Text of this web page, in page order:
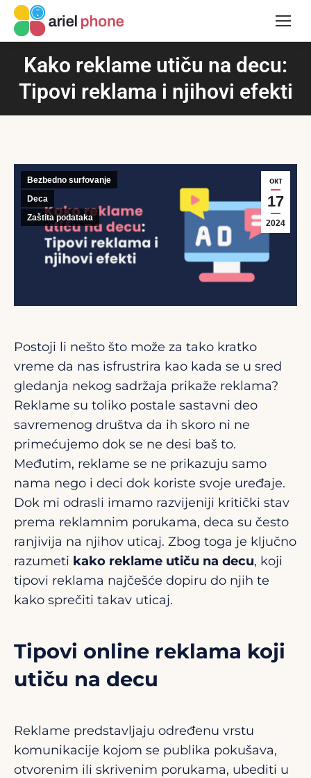
Kako reklame utiču na decu:
Tipovi reklama i njihovi efekti
окт
17
2024
Bezbedno surfovanje
Deca
Zaštita podataka
Postoji li nešto što može za tako kratko
vreme da nas isfrustrira kao kada se u sred
gledanja nekog sadržaja prikaže reklama?
Reklame su toliko postale sastavni deo
savremenog društva da ih skoro ni ne
primećujemo dok se ne desi baš to.
Međutim, reklame se ne prikazuju samo
nama nego i deci dok koriste svoje uređaje.
Dok mi odrasli imamo razvijeniji kritički stav
prema reklamnim porukama, deca su često
ranjivija na njihov uticaj. Zbog toga je ključno
razumeti kako reklame utiču na decu, koji
tipovi reklama najčešće dopiru do njih te
kako sprečiti takav uticaj.
Tipovi online reklama koji
utiču na decu
Reklame predstavljaju određenu vrstu
komunikacije kojom se publika pokušava,
otvorenim ili skrivenim porukama, ubediti u